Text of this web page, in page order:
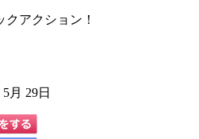
アクション！
月 29日